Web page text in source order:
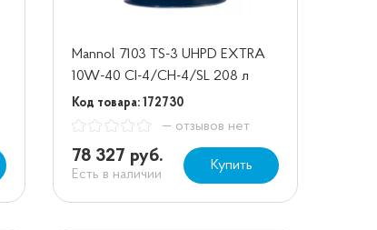
Mannol 7103 TS-3 UHPD EXTRA
10W-40 CI-4/CH-4/SL 208 л
Код товара: 172730
— отзывов нет
78 327 руб.
Есть в наличии
Купить